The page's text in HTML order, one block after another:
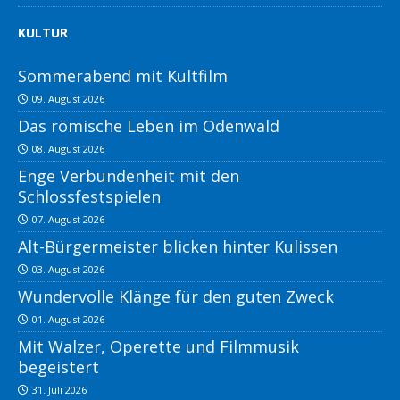
KULTUR
Sommerabend mit Kultfilm
09. August 2026
Das römische Leben im Odenwald
08. August 2026
Enge Verbundenheit mit den
Schlossfestspielen
07. August 2026
Alt-Bürgermeister blicken hinter Kulissen
03. August 2026
Wundervolle Klänge für den guten Zweck
01. August 2026
Mit Walzer, Operette und Filmmusik
begeistert
31. Juli 2026